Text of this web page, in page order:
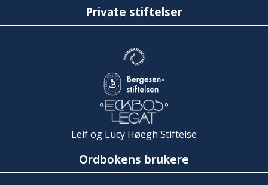
Private stiftelser
Leif og Lucy Høegh Stiftelse
Ordbokens brukere